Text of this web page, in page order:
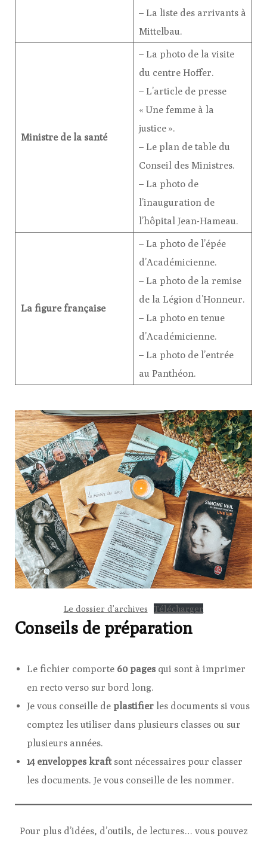
– La liste des arrivants à
Mittelbau.
Ministre de la santé
– La photo de la visite
du centre Hoffer.
– L’article de presse
« Une femme à la
justice ».
– Le plan de table du
Conseil des Ministres.
– La photo de
l’inauguration de
l’hôpital Jean-Hameau.
La figure française
– La photo de l’épée
d’Académicienne.
– La photo de la remise
de la Légion d’Honneur.
– La photo en tenue
d’Académicienne.
– La photo de l’entrée
au Panthéon.
Le dossier d’archives Télécharger
Conseils de préparation
Le fichier comporte 60 pages qui sont à imprimer
en recto verso sur bord long.
Je vous conseille de plastifier les documents si vous
comptez les utiliser dans plusieurs classes ou sur
plusieurs années.
14 enveloppes kraft sont nécessaires pour classer
les documents. Je vous conseille de les nommer.
Pour plus d’idées, d’outils, de lectures… vous pouvez